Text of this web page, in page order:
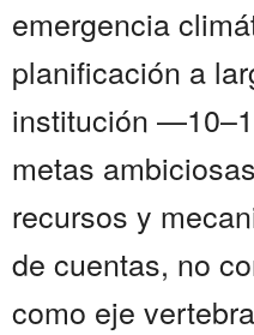
emergencia
planificación a
institución
metas
recursos y
de cuentas, no
como eje